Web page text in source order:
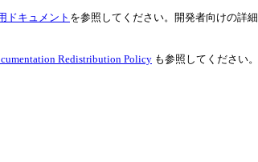
ドキュメント を参照してください。開発者向けの詳
Redistribution Policy も参照してください。